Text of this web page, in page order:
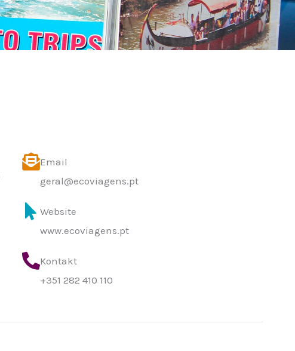
Email
geral@ecoviagens.pt
Website
www.ecoviagens.pt
Kontakt
+351 282 410 110